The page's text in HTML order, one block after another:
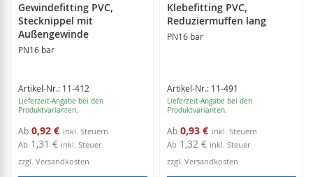
Gewindefitting PVC,
Stecknippel mit
Außengewinde
PN16 bar
Artikel-Nr.: 11-412
Lieferzeit-Angabe bei den
Produktvarianten.
Ab 0,92 €
Ab 1,31 € inkl. Steuer
zzgl. Versandkosten
Klebefitting PVC,
Reduziermuffen lang
PN16 bar
Artikel-Nr.: 11-491
Lieferzeit-Angabe bei den
Produktvarianten.
Ab 0,93 €
Ab 1,32 € inkl. Steuer
zzgl. Versandkosten